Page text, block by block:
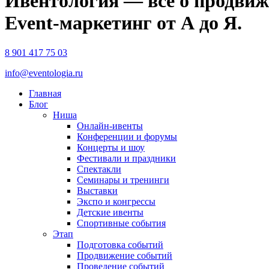
Event-маркетинг от А до Я.
8 901 417 75 03
info@eventologia.ru
Главная
Блог
Ниша
Онлайн-ивенты
Конференции и форумы
Концерты и шоу
Фестивали и праздники
Спектакли
Семинары и тренинги
Выставки
Экспо и конгрессы
Детские ивенты
Спортивные события
Этап
Подготовка событий
Продвижение событий
Проведение событий